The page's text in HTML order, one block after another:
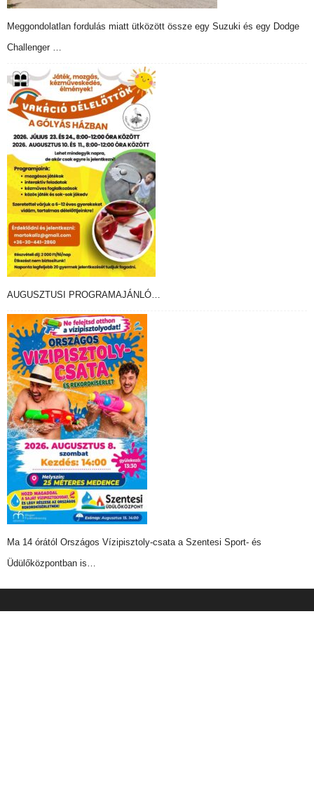
Meggondolatlan fordulás miatt ütközött össze egy Suzuki és egy Dodge
Challenger …
AUGUSZTUSI PROGRAMAJÁNLÓ…
Ma 14 órától Országos Vízipisztoly-csata a Szentesi Sport- és
Üdülőközpontban is…